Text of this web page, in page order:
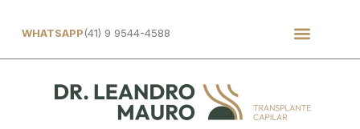
WHATSAPP(41) 9 9544-4588